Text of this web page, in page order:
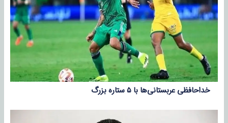
خداحافظی عربستانی‌ها با ۵ ستاره بزرگ